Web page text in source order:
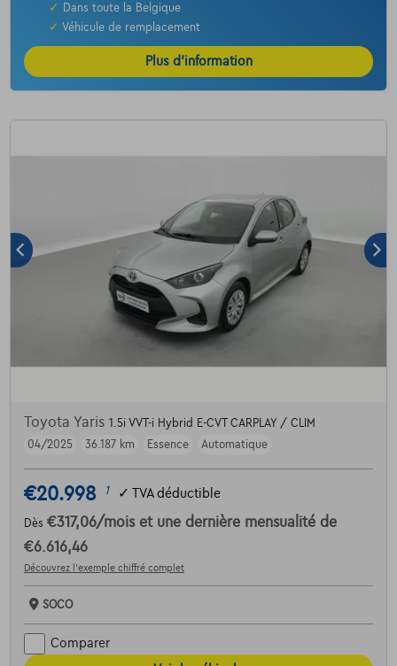
✓
Dans toute la Belgique
✓ Véhicule de remplacement
Plus d’information
Toyota Yaris 1.5i VVT-i Hybrid E-CVT CARPLAY / CLIM
04/2025
36.187 km Essence Automatique
€20.998 1 ✓ TVA déductible
Dès €317,06/mois et une dernière mensualité de
€6.616,46
Découvrez l’exemple chiffré complet
SOCO
Comparer